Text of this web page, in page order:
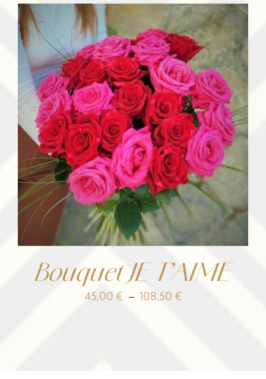
prix :
150,00 €
à
300,00 €
Bouquet JE T’AIME
45,00 € – 108,50 €Plage